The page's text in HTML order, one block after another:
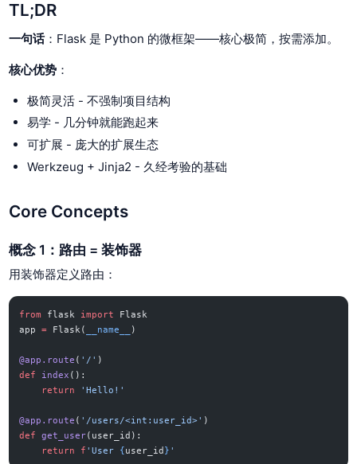
TL;DR
一句话：Flask 是 Python 的微框架——核心极简，按需添加。
核心优势 ：
极简灵活 - 不强制项目结构
易学 - 几分钟就能跑起来
可扩展 - 庞大的扩展生态
Werkzeug + Jinja2 - 久经考验的基础
Core Concepts
概念 1：路由 = 装饰器
用装饰器定义路由：
from flask import
Flask
app = Flask( __name__ )
@app.route ( '/' )
def
index ():
    return
'Hello!'
@app.route ( '/users/<int:user_id>' )
def
get_user(user_id):
    return
f 'User {user_id } '